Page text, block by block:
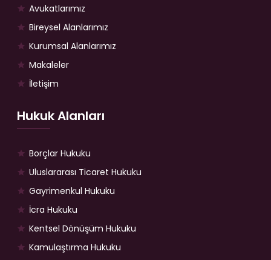
Avukatlarımız
Bireysel Alanlarımız
Kurumsal Alanlarımız
Makaleler
İletişim
Hukuk Alanları
Borçlar Hukuku
Uluslararası Ticaret Hukuku
Gayrimenkul Hukuku
İcra Hukuku
Kentsel Dönüşüm Hukuku
Kamulaştırma Hukuku